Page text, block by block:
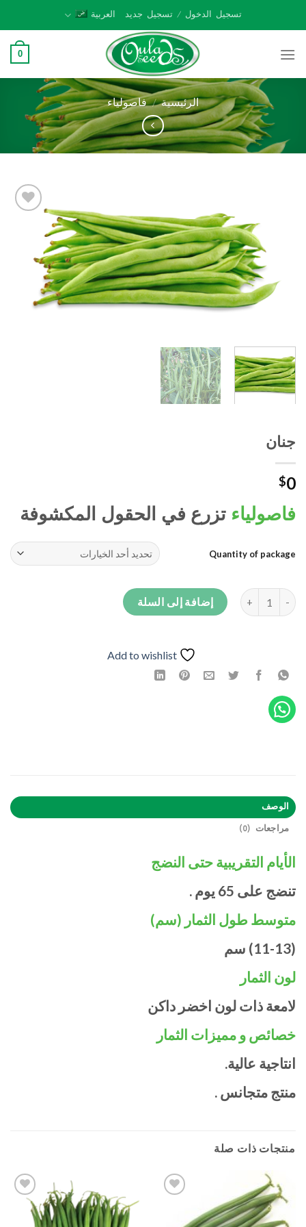
تسجيل الدخول / تسجيل جديد العربية
0
الرئيسية / فاصولياء
wishlist
جنان
$0
فاصولياء تزرع في الحقول المكشوفة
Quantity of package
كمية جنان إضافة إلى السلة
Add to wishlist
الوصف
مراجعات (0)
الأيام التقريبية حتى النضج
تنضج على 65 يوم .
متوسط ​​طول الثمار (سم)
(11-13) سم
لون الثمار
لامعة ذات لون اخضر داكن
خصائص و مميزات الثمار
انتاجية عالية.
منتج متجانس .
منتجات ذات صلة